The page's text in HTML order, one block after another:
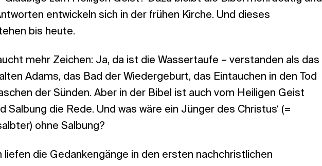
entwickeln sich in der frühen Kirche. Und dieses
bis heute.
mehr Zeichen: Ja, da ist die Wassertaufe – verstanden als das
Adams, das Bad der Wiedergeburt, das Eintauchen in den Tod
der Sünden. Aber in der Bibel ist auch vom Heiligen Geist
Salbung die Rede. Und was wäre ein Jünger des Christus‘ (=
ohne Salbung?
liefen die Gedankengänge in den ersten nachchristlichen